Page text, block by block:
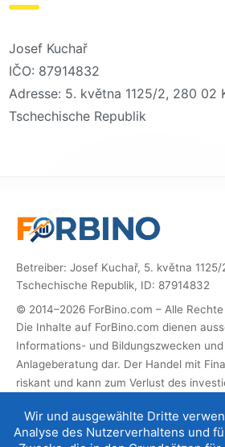
Josef Kuchař
IČO: 87914832
Adresse: 5. května 1125/2, 280 02
Tschechische Republik
Wir und ausgewählte Dritte
Analyse des Nutzerverhaltens und
Betreiber: Josef Kuchař, 5. května 1125/
Tschechische Republik, ID: 87914832
© 2014–2026 ForBino.com – Alle
Die Inhalte auf ForBino.com dienen
Informations- und Bildungszwecken
Anlageberatung dar. Der Handel mit
riskant und kann zum Verlust des
über diese registrieren, erhalten wir
die Website betreiben und